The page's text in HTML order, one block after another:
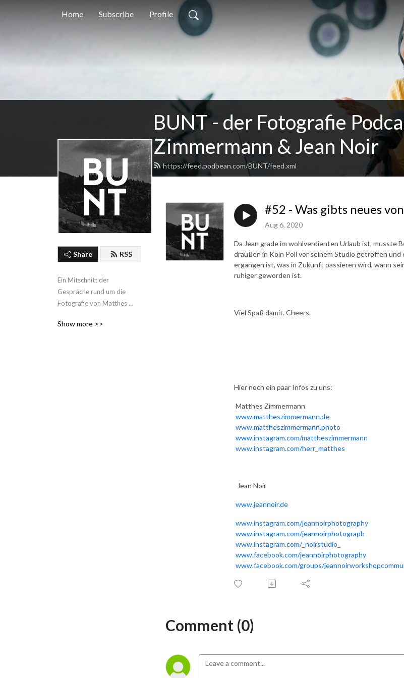
Home Subscribe Profile
BUNT - der Fotografie
Zimmermann & Jean Noir
https://feed.podbean.com/BUNT/feed.xml
Share RSS
Ein Mitschnitt der
Gespräche rund um die
Fotografie von Matthes
Andreas Jorns.
Show more >>
#52 - Was gibts neues
Aug 6, 2020
Da Jean grade im wohlverdienten Urlaub ist, musste
draußen in Köln Poll vor seinem Studio getroffen
ergangen ist, was in Zukunft passieren wird, wann
ruhiger geworden ist.
Viel Spaß damit. Cheers.
Hier noch ein paar Infos zu uns:
Matthes Zimmermann
www.mattheszimmermann.de
www.mattheszimmermann.photo
www.instagram.com/mattheszimmermann
www.instagram.com/herr_matthes
Jean Noir
www.jeannoir.de
www.instagram.com/jeannoirphotography
www.instagram.com/jeannoirphotograph
www.instagram.com/_noirstudio_
www.facebook.com/jeannoirphotography
www.facebook.com/groups/
Comment (0)